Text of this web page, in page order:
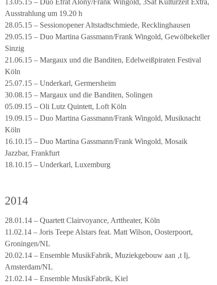
13.05.15 – Duo Efrat Alony/Frank Wingold, 3Sat Kulturzeit Extra,
Ausstrahlung um 19.20 h
28.05.15 – Sessionopener Altstadtschmiede, Recklinghausen
29.05.15 – Duo Martina Gassmann/Frank Wingold, Gewölbekeller
Sinzig
21.06.15 – Margaux und die Banditen, Edelweißpiraten Festival
Köln
25.07.15 – Underkarl, Germersheim
30.08.15 – Margaux und die Banditen, Solingen
05.09.15 – Oli Lutz Quintett, Loft Köln
19.09.15 – Duo Martina Gassmann/Frank Wingold, Musiknacht
Köln
16.10.15 – Duo Martina Gassmann/Frank Wingold, Mosaik
Jazzbar, Frankfurt
18.10.15 – Underkarl, Luxemburg
2014
28.01.14 – Quartett Clairvoyance, Arttheater, Köln
11.02.14 – Joris Teepe Alstars feat. Matt Wilson, Oosterpoort,
Groningen/NL
20.02.14 – Ensemble MusikFabrik, Muziekgebouw aan ‚t Ij,
Amsterdam/NL
21.02.14 – Ensemble MusikFabrik, Kiel